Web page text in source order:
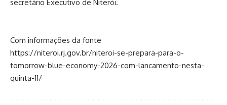
secretário Executivo de Niterói.
Com informações da fonte
https://niteroi.rj.gov.br/niteroi-se-prepara-para-o-
tomorrow-blue-economy-2026-com-lancamento-nesta-
quinta-11/